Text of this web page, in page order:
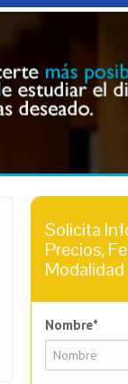
Solicita
Precios,
Nombre*